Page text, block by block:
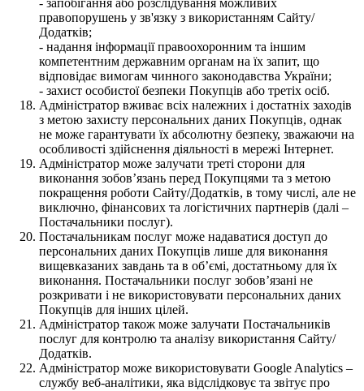
правопорушень у зв'язку з використанням Сайту/
Додатків;
- надання інформації правоохоронним та іншим
компетентним державним органам на їх запит, що
відповідає вимогам чинного законодавства України;
- захист особистої безпеки Покупців або третіх осіб.
Адміністратор вживає всіх належних і достатніх заходів
з метою захисту персональних даних Покупців, однак
не може гарантувати їх абсолютну безпеку, зважаючи на
особливості здійснення діяльності в мережі Інтернет.
Адміністратор може залучати треті сторони для
виконання зобов’язань перед Покупцями та з метою
покращення роботи Сайту/Додатків, в тому числі, але не
виключно, фінансових та логістичних партнерів (далі –
Постачальники послуг).
Постачальникам послуг може надаватися доступ до
персональних даних Покупців лише для виконання
вищевказаних завдань та в об’ємі, достатньому для їх
виконання. Постачальники послуг зобов’язані не
розкривати і не використовувати персональних даних
Покупців для інших цілей.
Адміністратор також може залучати Постачальників
послуг для контролю та аналізу використання Сайту/
Додатків.
Адміністратор може використовувати Google Analytics –
службу веб-аналітики, яка відслідковує та звітує про